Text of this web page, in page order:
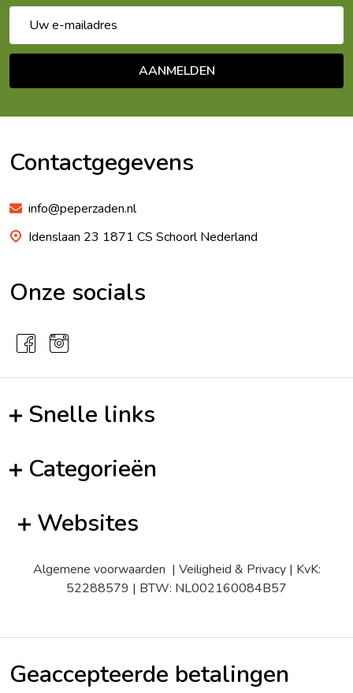
mailadres
AANMELDEN
Contactgegevens
info@peperzaden.nl
Idenslaan 23 1871 CS Schoorl Nederland
Onze socials
Snelle links
Categorieën
Websites
Algemene voorwaarden | Veiligheid & Privacy| KvK:
52288579 | BTW: NL002160084B57
Geaccepteerde betalingen